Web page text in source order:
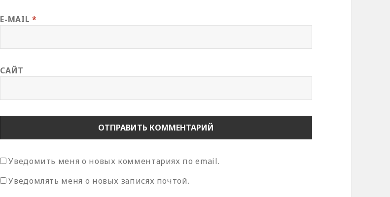
E-MAIL *
САЙТ
Уведомить меня о новых комментариях по email.
Уведомлять меня о новых записях почтой.